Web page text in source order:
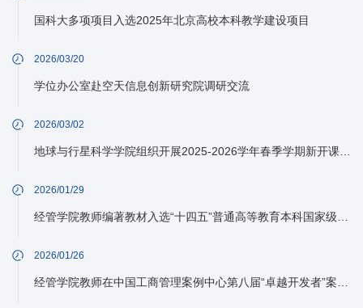
国科大多项项目入选2025年北京高校本科教学建设项目
2026/03/20
学位办公室赴空天信息创新研究院调研交流
2026/03/02
地球与行星科学学院组织开展2025-2026学年春季学期新开课、开新课授课教师试讲会
2026/01/29
2026/01/26